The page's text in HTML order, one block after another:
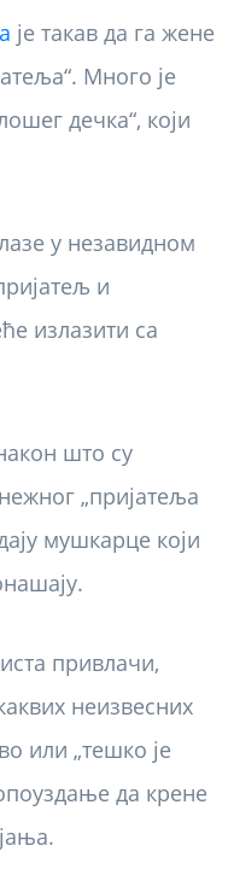
је такав да га жене
Много је
дечка“, који
у незавидном
и
излазити са
што су
„пријатеља
мушкарце који
привлачи,
неизвесних
или „тешко је
да крене